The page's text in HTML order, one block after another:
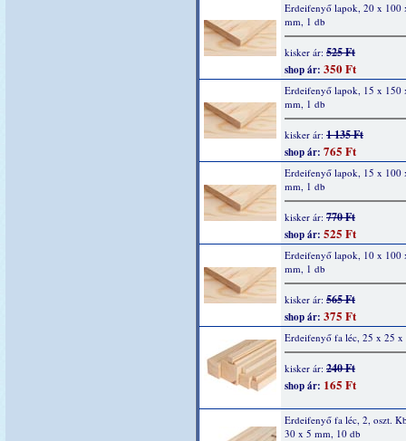
Erdeifenyő lapok, 20 x 100
mm, 1 db
kisker ár: 525 Ft
shop ár: 350 Ft
Erdeifenyő lapok, 15 x 150
mm, 1 db
kisker ár: 1 135 Ft
shop ár: 765 Ft
Erdeifenyő lapok, 15 x 100
mm, 1 db
kisker ár: 770 Ft
shop ár: 525 Ft
Erdeifenyő lapok, 10 x 100
mm, 1 db
kisker ár: 565 Ft
shop ár: 375 Ft
Erdeifenyő fa léc, 25 x 25 x
kisker ár: 240 Ft
shop ár: 165 Ft
Erdeifenyő fa léc, 2, oszt.
30 x 5 mm, 10 db